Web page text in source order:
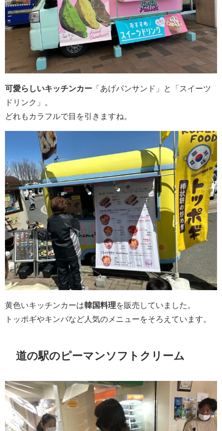
可愛らしいキッチンカー 「あげパンサンド」と「スイーツ
ドリンク」。
どれもカラフルで目を引きますね。
黄色いキッチンカーは韓国料理を販売していました。
トッポギやキンパなど人気のメニューをそろえています。
道の駅のピーマンソフトクリーム